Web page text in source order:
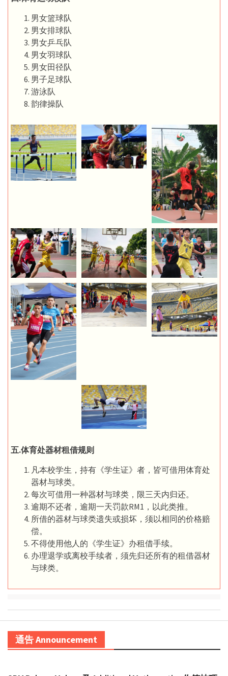
男女篮球队
男女排球队
男女乒乓队
男女羽球队
男女田径队
男子足球队
游泳队
韵律操队
五.体育处器材租借规则
凡本校学生，持有《学生证》者，皆可借用体育处
器材与球类。
每次可借用一种器材与球类，限三天内归还。
逾期不还者，逾期一天罚款RM1，以此类推。
所借的器材与球类遗失或损坏，须以相同的价格赔
偿。
不得使用他人的《学生证》办租借手续。
办理退学或离校手续者，须先归还所有的租借器材
与球类。
通告 Announcement